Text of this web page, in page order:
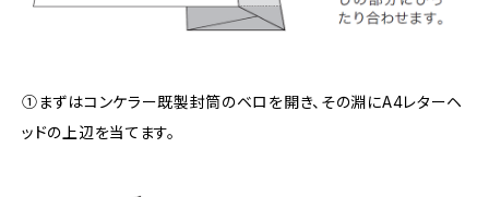
①まずはコンケラー既製封筒のベロを開き、その淵にA4レターヘ
ッドの上辺を当てます。